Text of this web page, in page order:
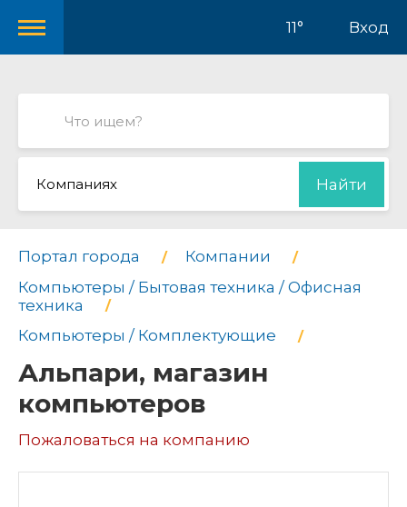
11° Вход
Компаниях Найти
Портал города
Компании
Компьютеры / Бытовая техника / Офисная
техника
Компьютеры / Комплектующие
Альпари, магазин
компьютеров
Пожаловаться на компанию